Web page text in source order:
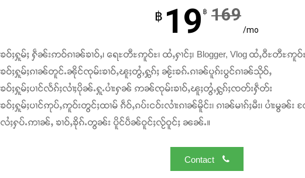
฿ 19 ฿ 169
/mo
ၶဝ်ႈႁူမ်ႈ ႁဵၼ်းဢဝ်ၵၢၼ်ၶၢဝ်ႇ၊ ရေႊတီႊဢူဝ်ႊ၊ ထႆႇႁၢင်ႈ၊ Blogger, Vlog ထႆႇဝီႊတီ
ၶဝ်ႈႁူမ်ႈၵၢၼ်တူင်ႉၼိုင်ၸုမ်းၶၢဝ်ႇၽူႈတွႆႇႁွၵ်ႈ ၼႂ်းၶၵ်ႉၵၢၼ်ပူၵ်းပွင်ၵၢၼ်သိုဝ်ႇ
ၶဝ်ႈႁူမ်ႈပၢင်လႅၵ်ႈလၢႆႈပိုၼ်ႉႁူႉပၢႆးႁၼ် ဢၼ်ၸုမ်းၶၢဝ်ႇၽူႈတွႆႇႁွၵ်ႈၸတ်းႁဵတ်း
ၶဝ်ႈႁူမ်ႈပၢင်ဢုပ်ႇဢူဝ်းတွင်ႈထၢမ် ၵဵဝ်ႇၵပ်းငဝ်းလၢႆးၵၢၼ်မိူင်း၊ ၵၢၼ်မၢၵ်ႈမီး၊ ပၢႆးမွၼ်း
လႆႈႁပ်ႉဢၢၼ်ႇ ၶၢဝ်ႇၶိုၵ်ႉတွၼ်း ပိူင်ပဵၼ်ဝူင်ႈလႂ်ဝူင်ႈ ၼၼ်ႉ။
Contact